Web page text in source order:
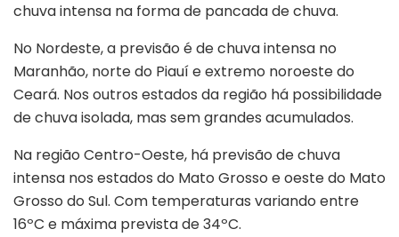
chuva intensa na forma de pancada de chuva.
No Nordeste, a previsão é de chuva intensa no
Maranhão, norte do Piauí e extremo noroeste do
Ceará. Nos outros estados da região há possibilidade
de chuva isolada, mas sem grandes acumulados.
Na região Centro-Oeste, há previsão de chuva
intensa nos estados do Mato Grosso e oeste do Mato
Grosso do Sul. Com temperaturas variando entre
16ºC e máxima prevista de 34ºC.